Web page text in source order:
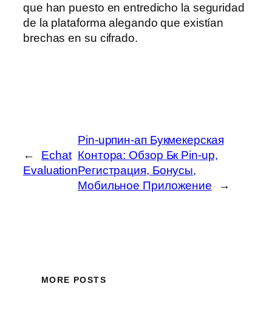
que han puesto en entredicho la seguridad
de la plataforma alegando que existían
brechas en su cifrado.
←
Echat
Evaluation
Pin-upпин-ап Букмекерская
Контора: Обзор Бк Pin-up,
Регистрация, Бонусы,
Мобильное Приложение
→
MORE POSTS